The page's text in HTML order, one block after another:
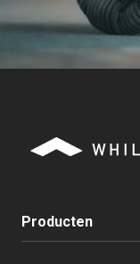
Producten